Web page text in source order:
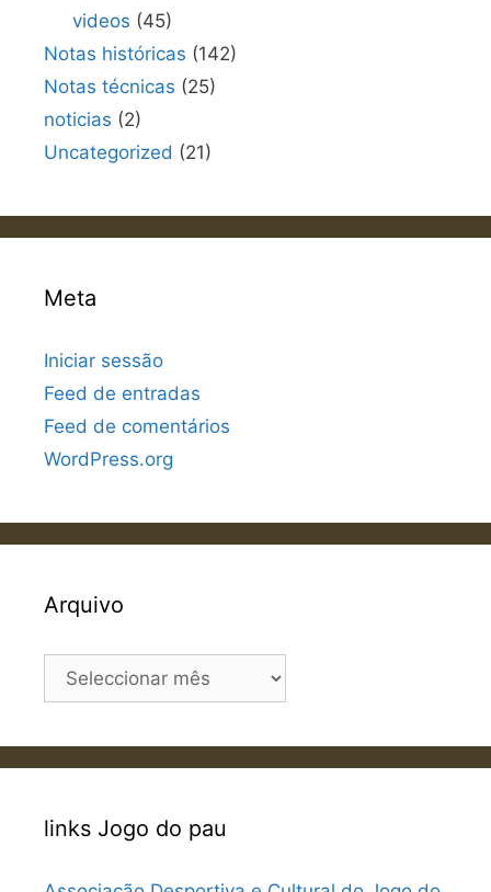
videos (45)
Notas históricas (142)
Notas técnicas (25)
noticias (2)
Uncategorized (21)
Meta
Iniciar sessão
Feed de entradas
Feed de comentários
WordPress.org
Arquivo
Arquivo
links Jogo do pau